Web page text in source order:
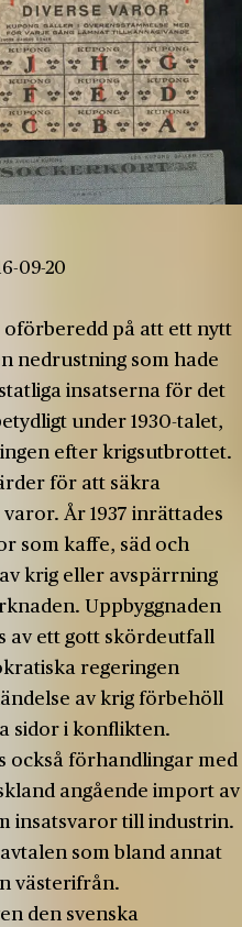
09-20
på att ett nytt
nedrustning som hade
insatserna för det
under 1930-talet,
efter krigsutbrottet.
för att säkra
År 1937 inrättades
som kaffe, säd och
krig eller avspärrning
Uppbyggnaden
av ett gott skördeutfall
regeringen
av krig förbehöll
sidor i konflikten.
också förhandlingar med
angående import av
insatsvaror till industrin.
som bland annat
västerifrån.
den svenska